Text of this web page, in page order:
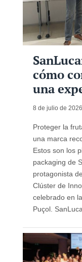
cómo
una
8 de julio de 2026
Proteger la
una marca
Estos son los
packaging de
protagonista
Clúster de
celebrado en
Puçol.